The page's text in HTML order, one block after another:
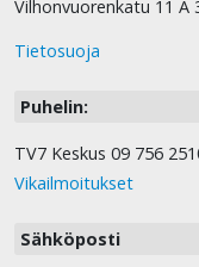
Vilhonvuorenkatu 11 A
Tietosuoja
Puhelin:
TV7 Keskus 09 756
Vikailmoitukset
Sähköposti